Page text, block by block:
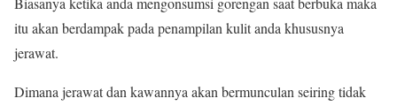
itu akan berdampak pada penampilan kulit anda khususnya
jerawat.
Dimana jerawat dan kawannya akan bermunculan seiring tidak